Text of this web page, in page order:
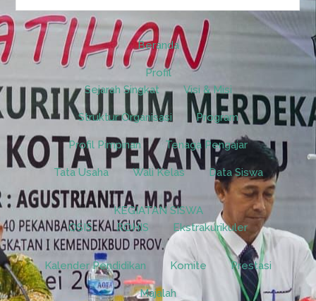
Beranda
Profil
Sejarah Singkat
Visi & Misi
Struktur Organisasi Program
Profil Pimpinan Tenaga Pengajar
Tata Usaha Wali Kelas Data Siswa
KEGIATAN SISWA
OSIS
ROHIS Ekstrakurikuler
Kalender Pendidikan Komite Prestasi
Majalah